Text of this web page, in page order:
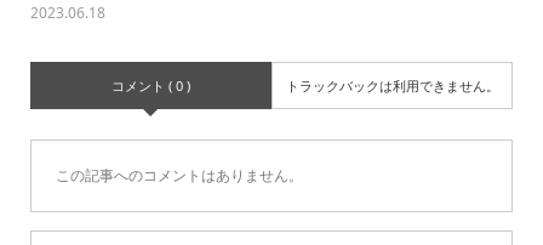
2023.06.18
コメント ( 0 ) トラックバックは利用できません。
この記事へのコメントはありません。